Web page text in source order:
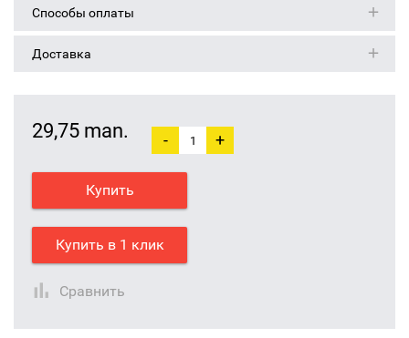
Способы оплаты
Доставка
29,75 man. - +
Купить
Купить в 1 клик
Сравнить